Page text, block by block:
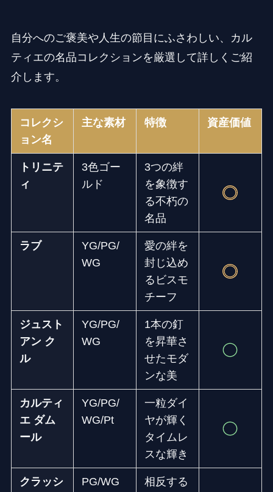
自分へのご褒美や人生の節目にふさわしい、カル
ティエの名品コレクションを厳選して詳しくご紹
介します。
コレクシ
ョン名
主な素材 特徴 資産価値
トリニテ
ィ
3色ゴー
ルド
3つの絆
を象徴す
る不朽の
名品
ラブ
YG/PG/
WG
愛の絆を
封じ込め
るビスモ
チーフ
ジュスト
アン ク
ル
YG/PG/
WG
1本の釘
を昇華さ
せたモダ
ンな美
カルティ
エ ダム
ール
YG/PG/
WG/Pt
一粒ダイ
ヤが輝く
タイムレ
スな輝き
クラッシ
PG/WG
相反する